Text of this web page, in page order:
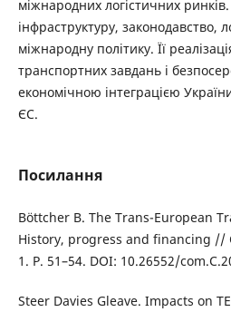
міжнародних логістичних
інфраструктуру, законодавство,
міжнародну політику. Її
транспортних завдань і
економічною інтеграцією
ЄС.
Посилання
Böttcher B. The Trans-European
History, progress and financing
1. P. 51–54. DOI: 10.26552/
Steer Davies Gleave. Impacts on